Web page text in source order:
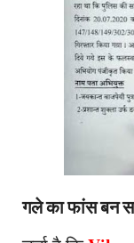
गले का फांस बन